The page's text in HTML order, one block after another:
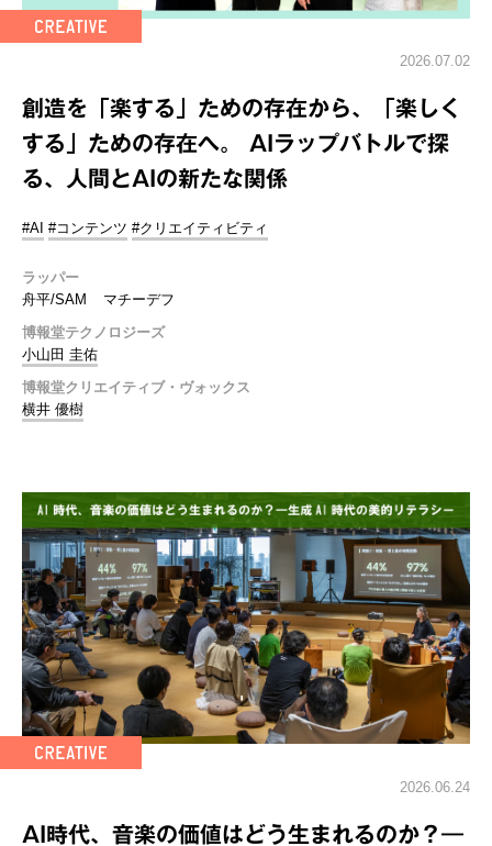
2026.07.02
創造を「楽する」ための存在から、「楽しく
する」ための存在へ。 AIラップバトルで探
る、人間とAIの新たな関係
#AI #コンテンツ #クリエイティビティ
ラッパー
舟平/SAM
マチーデフ
博報堂テクノロジーズ
小山田 圭佑
博報堂クリエイティブ・ヴォックス
横井 優樹
2026.06.24
AI時代、音楽の価値はどう生まれるのか？―